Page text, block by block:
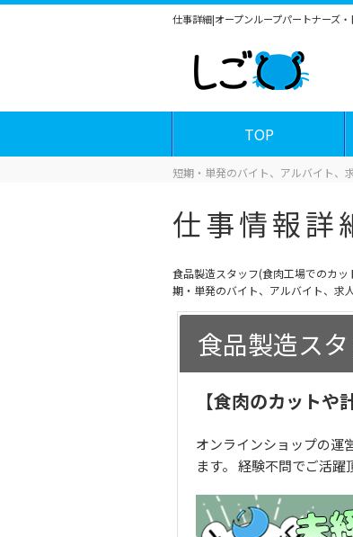
仕事詳細|オープンループパートナーズ
TOP
短期・単発のバイト、アルバイト、
仕事情報詳
食品製造スタッフ(食肉工場でのカ
期・単発のバイト、アルバイト、求
食品製造ス
【食肉のカット
オンラインショップの運
ます。 経験不問でご活躍